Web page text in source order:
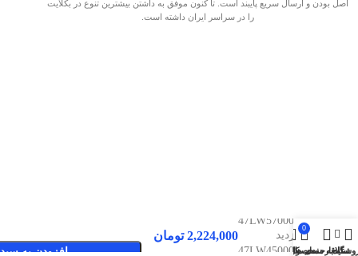
اصل بودن و ارسال سریع پایبند است. تا کنون موفق به داشتن بیشترین تنوع در بکلایت
را در سراسر ایران داشته است.
صفحات پربازدید
47LW57000
,
47LW45000
2,224,000 تومان
افزودن به سایدبار
علاقه مندی ها
0
محصول
حساب کاربری من